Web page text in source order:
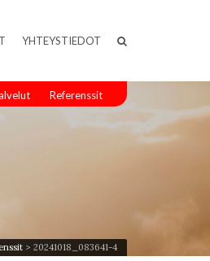
YHTEYSTIEDOT
Referenssit
> 20241018_083641-4